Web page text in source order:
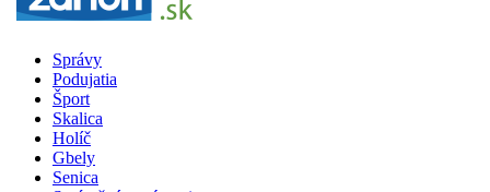
Správy
Podujatia
Šport
Skalica
Holíč
Gbely
Senica